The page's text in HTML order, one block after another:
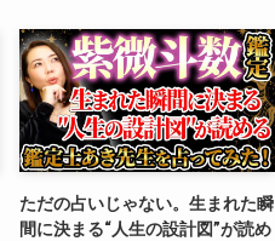
ただの占いじゃない。生まれた瞬
間に決まる“人生の設計図”が読め